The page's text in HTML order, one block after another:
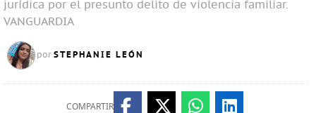
jurídica por el presunto delito de violencia familiar.
VANGUARDIA
por STEPHANIE LEÓN
COMPARTIR